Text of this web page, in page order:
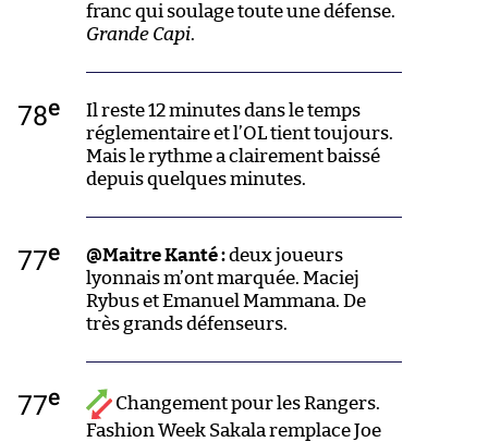
franc qui soulage toute une défense.
Grande Capi.
78e
Il reste 12 minutes dans le temps
réglementaire et l’OL tient toujours.
Mais le rythme a clairement baissé
depuis quelques minutes.
77e @Maitre Kanté :deux joueurs
lyonnais m’ont marquée. Maciej
Rybus et Emanuel Mammana. De
très grands défenseurs.
77e
Changement pour les Rangers.
Fashion Week Sakala remplace Joe